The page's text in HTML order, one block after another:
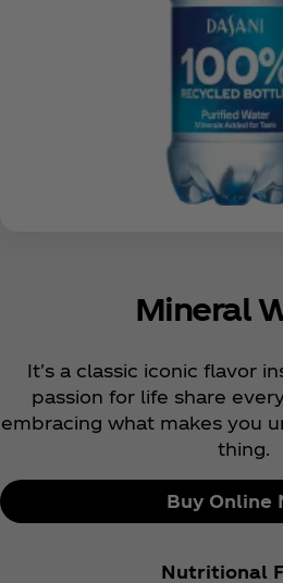
Mineral
It's a classic iconic flavor
passion for life share
embracing what makes you
thing.
Buy Online
Nutritional